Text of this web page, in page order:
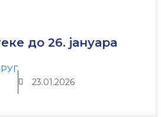
до 26. јануара
23.01.2026